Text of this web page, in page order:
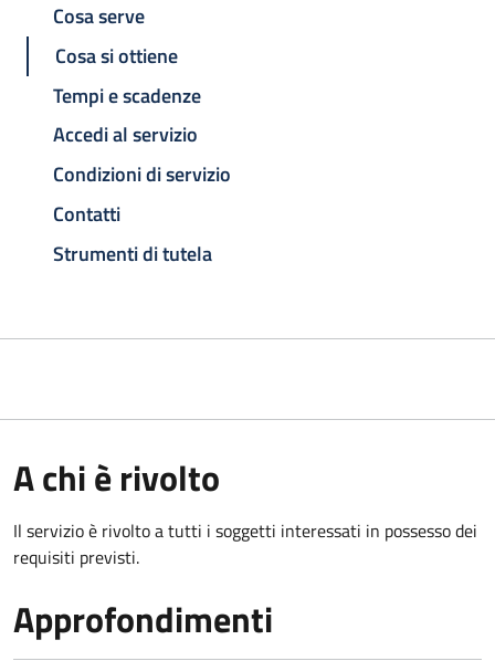
Cosa serve
Cosa si ottiene
Tempi e scadenze
Accedi al servizio
Condizioni di servizio
Contatti
Strumenti di tutela
A chi è rivolto
Il servizio è rivolto a tutti i soggetti interessati in possesso dei
requisiti previsti.
Approfondimenti